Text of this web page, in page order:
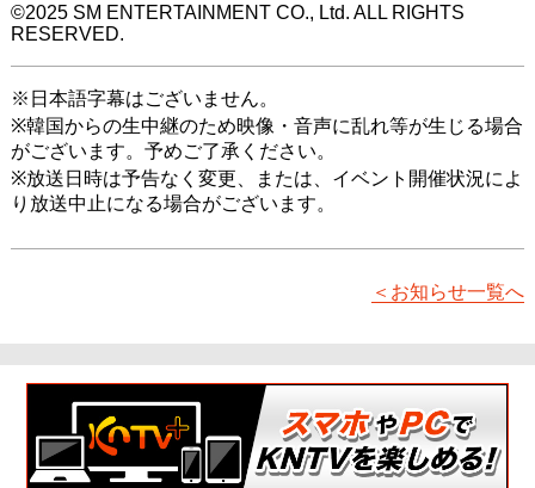
©2025 SM ENTERTAINMENT CO., Ltd. ALL RIGHTS
RESERVED.
※日本語字幕はございません。
※韓国からの生中継のため映像・音声に乱れ等が生じる場合
がございます。予めご了承ください。
※放送日時は予告なく変更、または、イベント開催状況によ
り放送中止になる場合がございます。
＜お知らせ一覧へ